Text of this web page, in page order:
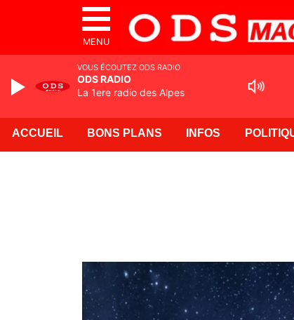
MENU
ACCUEIL BONS PLANS INFOS
VOUS ÉCOUTEZ ODS RADIO
ODS RADIO
La 1ere radio des Alpes